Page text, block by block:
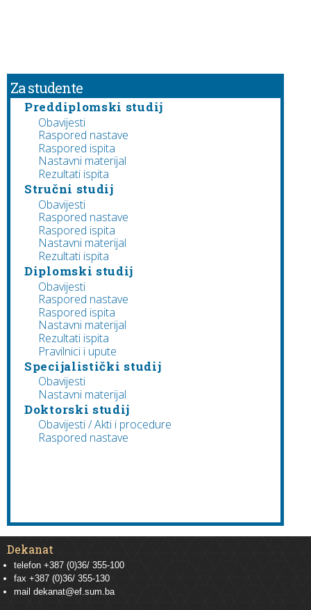
Za studente
Preddiplomski studij
Obavijesti
Raspored nastave
Raspored ispita
Nastavni materijal
Rezultati ispita
Stručni studij
Obavijesti
Raspored nastave
Raspored ispita
Nastavni materijal
Rezultati ispita
Diplomski studij
Obavijesti
Raspored nastave
Raspored ispita
Nastavni materijal
Rezultati ispita
Pravilnici i upute
Specijalistički studij
Obavijesti
Nastavni materijal
Doktorski studij
Obavijesti / Akti i procedure
Raspored nastave
Dekanat
telefon +387 (0)36/ 355-100
fax +387 (0)36/ 355-130
mail dekanat@ef.sum.ba